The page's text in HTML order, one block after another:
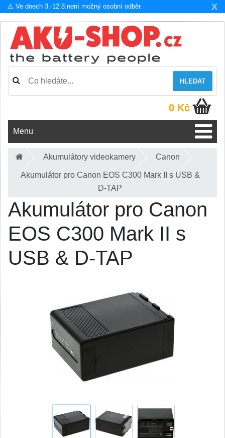
X
⚠️ Ve dnech 3.-12.8.není možný osobní odběr.
HLEDAT
0 Kč
Menu
Akumulátory videokamery Canon
Akumulátor pro Canon EOS C300 Mark II s USB &
D-TAP
Akumulátor pro Canon
EOS C300 Mark II s
USB & D-TAP